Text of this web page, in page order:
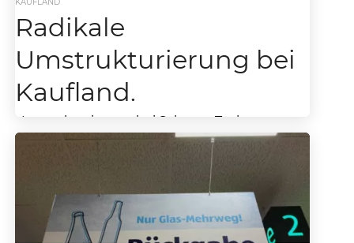
Radikale
Umstrukturierung bei
Kaufland.
Umstrukturierung bei Schwarz Tochter
Kaufland, Hoppe & Koch greifen durch! Top-
Im Februar 2026 befindet sich Kaufland
inmitten...